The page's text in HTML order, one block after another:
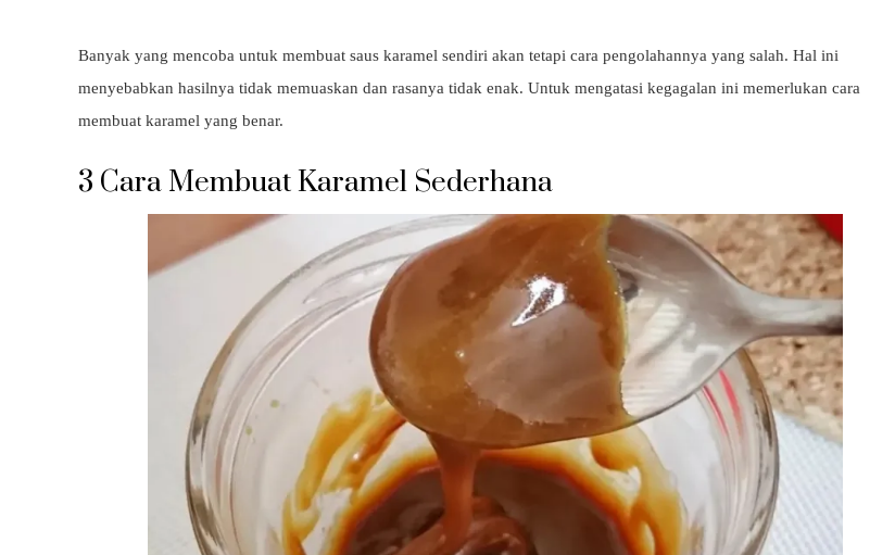
Banyak yang mencoba untuk membuat saus karamel sendiri akan tetapi cara pengolahannya yang salah. Hal ini
menyebabkan hasilnya tidak memuaskan dan rasanya tidak enak. Untuk mengatasi kegagalan ini memerlukan cara
membuat karamel yang benar.
3 Cara Membuat Karamel Sederhana